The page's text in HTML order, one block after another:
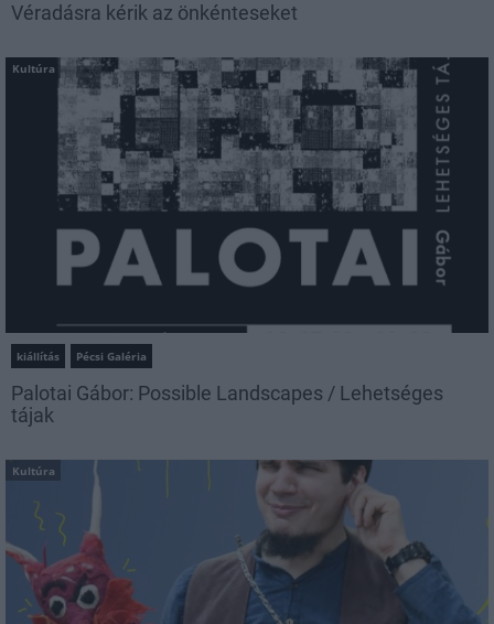
Véradásra kérik az önkénteseket
Kultúra
kiállítás Pécsi Galéria
Palotai Gábor: Possible Landscapes / Lehetséges
tájak
Kultúra